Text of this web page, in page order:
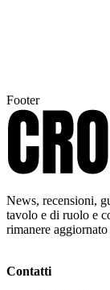
Footer
News, recensioni,
tavolo e di ruolo e
rimanere
Contatti